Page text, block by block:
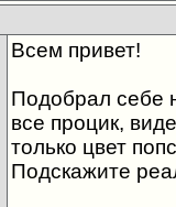
Всем привет!
Подобрал себе
все процик,
только цвет
Подскажите